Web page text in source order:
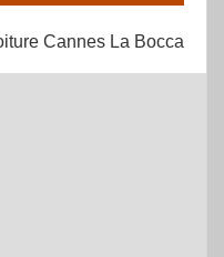
Cannes La Bocca